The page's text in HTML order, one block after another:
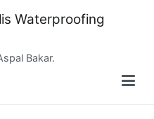
Waterproofing
Bakar.